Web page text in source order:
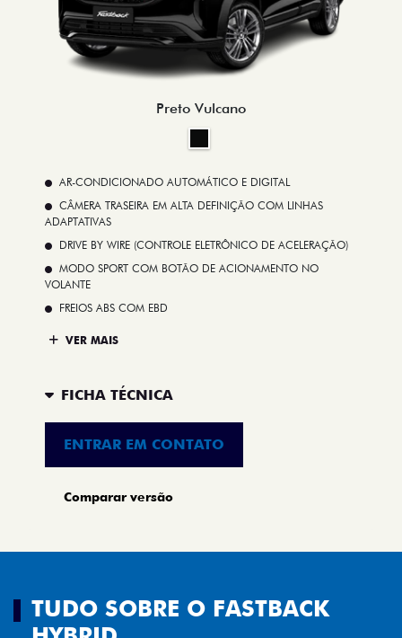
Preto Vulcano
AR-CONDICIONADO AUTOMÁTICO E DIGITAL
CÂMERA TRASEIRA EM ALTA DEFINIÇÃO COM LINHAS
ADAPTATIVAS
DRIVE BY WIRE (CONTROLE ELETRÔNICO DE ACELERAÇÃO)
MODO SPORT COM BOTÃO DE ACIONAMENTO NO
VOLANTE
FREIOS ABS COM EBD
VER MAIS
FICHA TÉCNICA
ENTRAR EM CONTATO
Comparar versão
TUDO SOBRE O FASTBACK